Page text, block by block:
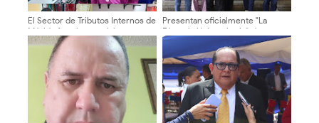
El Sector de Tributos Internos de
Mérida fortalece su labor como
servidores públicos al servicio
del pueblo merideño
Presentan oficialmente "La
Fórmula Universitaria" al
Cogobierno Profesoral de la
ULA ​